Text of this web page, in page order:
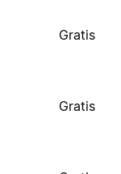
Gratis
Gratis